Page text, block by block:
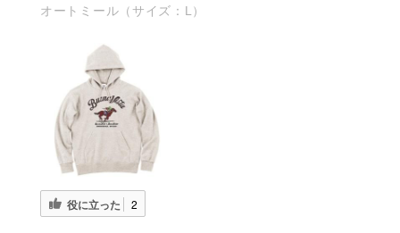
オートミール（サイズ：L）
役に立った 2